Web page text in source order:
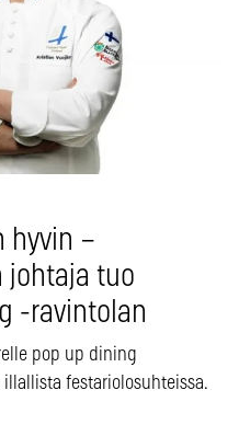
hyvin –
johtaja tuo
-ravintolan
pop up dining
festariolosuhteissa.